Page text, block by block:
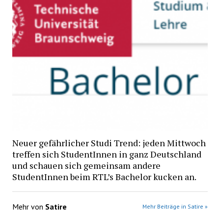
Neuer gefährlicher Studi Trend: jeden Mittwoch
treffen sich StudentInnen in ganz Deutschland
und schauen sich gemeinsam andere
StudentInnen beim RTL’s Bachelor kucken an.
Mehr von Satire Mehr Beiträge in Satire »